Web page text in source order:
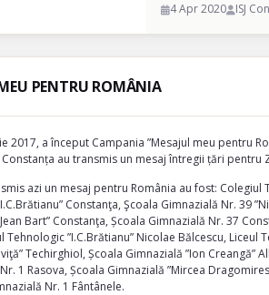
4 Apr 2020 ISJ
PENTRU ROMÂNIA
2017, a început Campania ”Mesajul meu pentru
au transmis un mesaj întregii țări pentru
azi un mesaj pentru România au fost: Colegiul
Constanţa, Şcoala Gimnazială Nr. 39
Bart” Constanţa, Școala Gimnazială Nr. 37
Tehnologic ”I.C.Brătianu” Nicolae Bălcescu, Liceul
Techirghiol, Școala Gimnazială ”Ion Creangă”
1 Rasova, Școala Gimnazială ”Mircea
Nr. 1 Fântânele.